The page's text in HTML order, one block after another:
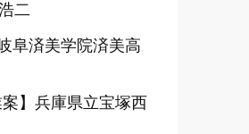
二
阜済美学院済美高
】兵庫県立宝塚西